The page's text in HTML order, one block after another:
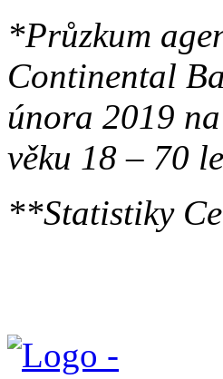
*Průzkum
Continental
února 2019
věku 18 – 70
**Statistiky